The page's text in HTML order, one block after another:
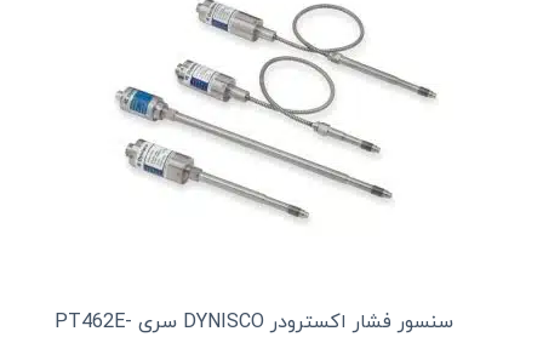
سنسور فشار اکسترودر DYNISCO سری PT462E-